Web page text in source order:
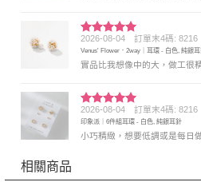
評分5 滿
分 5
2026-08-04 訂單末4碼: 8216
Venus' Flower．2way｜耳環 - 白色, 純銀
實品比我想像中的大，做工很
評分5 滿
分 5
2026-08-04 訂單末4碼: 8216
印象派｜6件組耳環 - 白色, 純銀耳針
小巧精緻，想要低調或是每日
相關商品